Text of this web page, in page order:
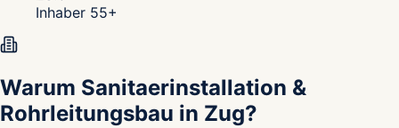
Inhaber 55+
Warum Sanitaerinstallation &
Rohrleitungsbau in Zug?